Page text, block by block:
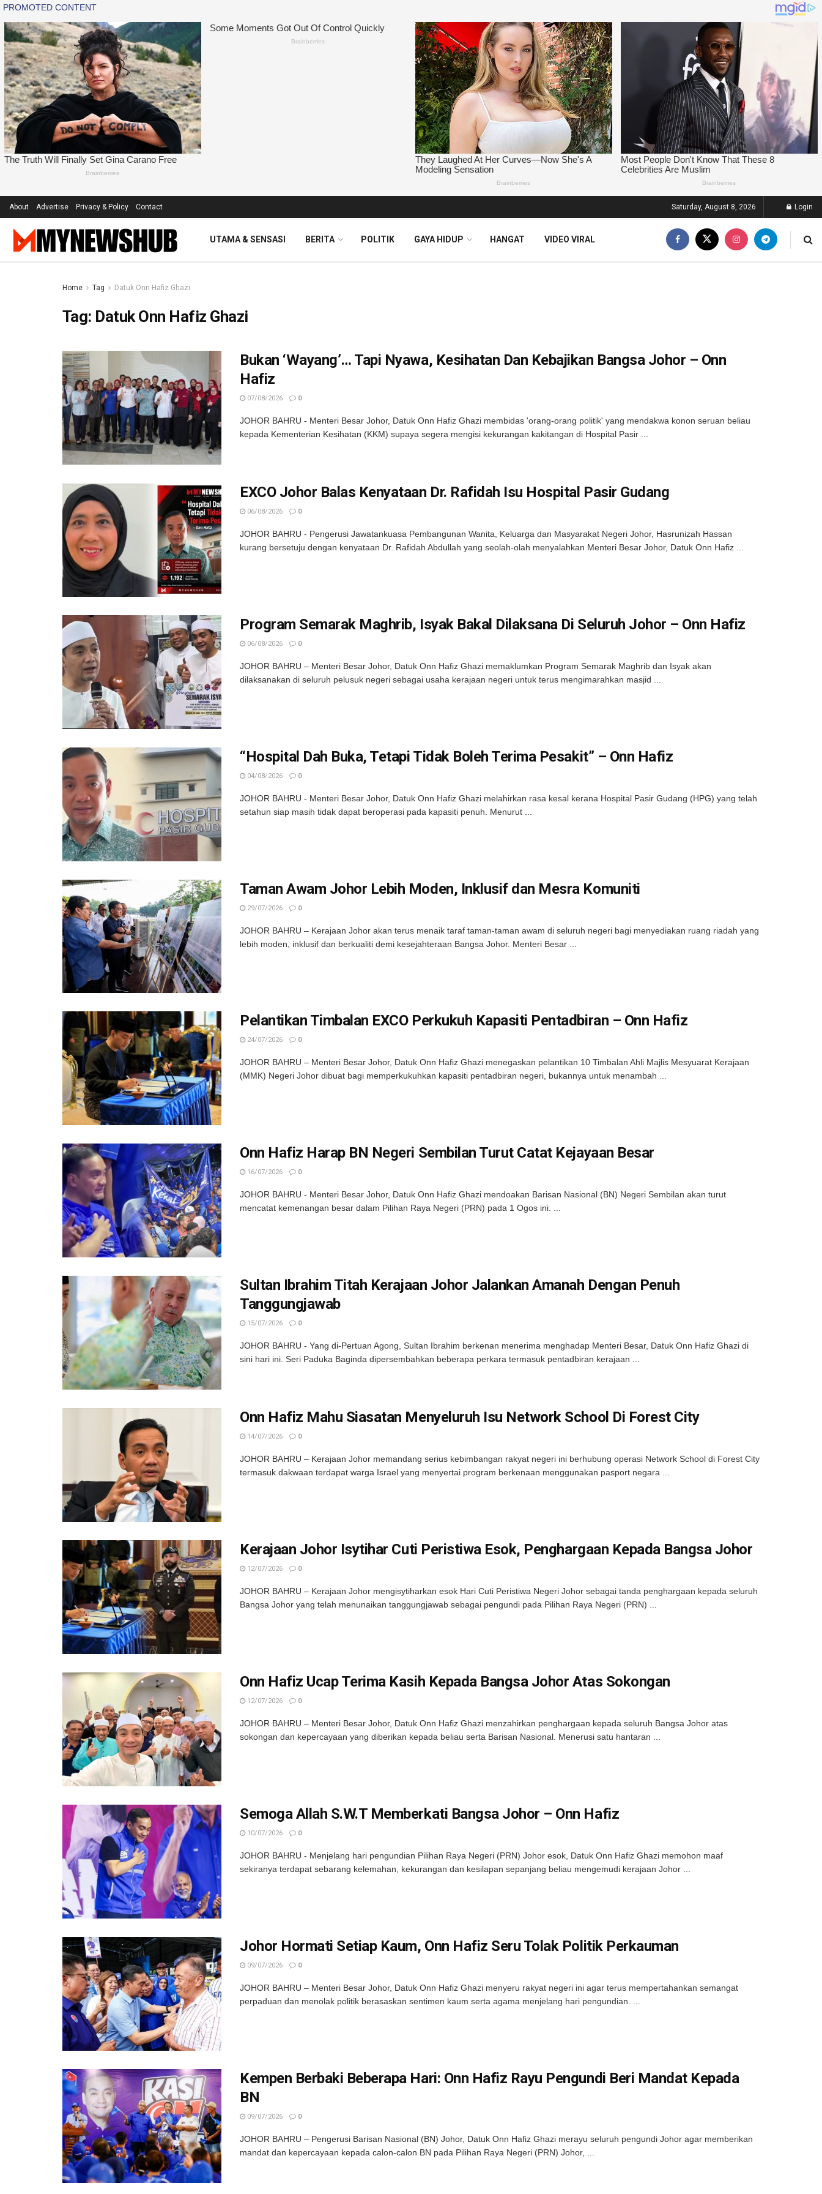
About Advertise Privacy & Policy Contact Saturday, August 8, 2026 Login
UTAMA & SENSASI BERITA POLITIK GAYA HIDUP HANGAT VIDEO VIRAL
Home Tag Datuk Onn Hafiz Ghazi
Tag: Datuk Onn Hafiz Ghazi
Bukan ‘Wayang’… Tapi Nyawa, Kesihatan Dan Kebajikan Bangsa Johor – Onn
Hafiz
07/08/2026 0
JOHOR BAHRU - Menteri Besar Johor, Datuk Onn Hafiz Ghazi membidas 'orang-orang politik' yang mendakwa konon seruan beliau
kepada Kementerian Kesihatan (KKM) supaya segera mengisi kekurangan kakitangan di Hospital Pasir ...
EXCO Johor Balas Kenyataan Dr. Rafidah Isu Hospital Pasir Gudang
06/08/2026 0
JOHOR BAHRU - Pengerusi Jawatankuasa Pembangunan Wanita, Keluarga dan Masyarakat Negeri Johor, Hasrunizah Hassan
kurang bersetuju dengan kenyataan Dr. Rafidah Abdullah yang seolah-olah menyalahkan Menteri Besar Johor, Datuk Onn Hafiz ...
Program Semarak Maghrib, Isyak Bakal Dilaksana Di Seluruh Johor – Onn Hafiz
06/08/2026 0
JOHOR BAHRU – Menteri Besar Johor, Datuk Onn Hafiz Ghazi memaklumkan Program Semarak Maghrib dan Isyak akan
dilaksanakan di seluruh pelusuk negeri sebagai usaha kerajaan negeri untuk terus mengimarahkan masjid ...
“Hospital Dah Buka, Tetapi Tidak Boleh Terima Pesakit” – Onn Hafiz
04/08/2026 0
JOHOR BAHRU - Menteri Besar Johor, Datuk Onn Hafiz Ghazi melahirkan rasa kesal kerana Hospital Pasir Gudang (HPG) yang telah
setahun siap masih tidak dapat beroperasi pada kapasiti penuh. Menurut ...
Taman Awam Johor Lebih Moden, Inklusif dan Mesra Komuniti
29/07/2026 0
JOHOR BAHRU – Kerajaan Johor akan terus menaik taraf taman-taman awam di seluruh negeri bagi menyediakan ruang riadah yang
lebih moden, inklusif dan berkualiti demi kesejahteraan Bangsa Johor. Menteri Besar ...
Pelantikan Timbalan EXCO Perkukuh Kapasiti Pentadbiran – Onn Hafiz
24/07/2026 0
JOHOR BAHRU – Menteri Besar Johor, Datuk Onn Hafiz Ghazi menegaskan pelantikan 10 Timbalan Ahli Majlis Mesyuarat Kerajaan
(MMK) Negeri Johor dibuat bagi memperkukuhkan kapasiti pentadbiran negeri, bukannya untuk menambah ...
Onn Hafiz Harap BN Negeri Sembilan Turut Catat Kejayaan Besar
16/07/2026 0
JOHOR BAHRU - Menteri Besar Johor, Datuk Onn Hafiz Ghazi mendoakan Barisan Nasional (BN) Negeri Sembilan akan turut
mencatat kemenangan besar dalam Pilihan Raya Negeri (PRN) pada 1 Ogos ini. ...
Sultan Ibrahim Titah Kerajaan Johor Jalankan Amanah Dengan Penuh
Tanggungjawab
15/07/2026 0
JOHOR BAHRU - Yang di-Pertuan Agong, Sultan Ibrahim berkenan menerima menghadap Menteri Besar, Datuk Onn Hafiz Ghazi di
sini hari ini. Seri Paduka Baginda dipersembahkan beberapa perkara termasuk pentadbiran kerajaan ...
Onn Hafiz Mahu Siasatan Menyeluruh Isu Network School Di Forest City
14/07/2026 0
JOHOR BAHRU – Kerajaan Johor memandang serius kebimbangan rakyat negeri ini berhubung operasi Network School di Forest City
termasuk dakwaan terdapat warga Israel yang menyertai program berkenaan menggunakan pasport negara ...
Kerajaan Johor Isytihar Cuti Peristiwa Esok, Penghargaan Kepada Bangsa Johor
12/07/2026 0
JOHOR BAHRU – Kerajaan Johor mengisytiharkan esok Hari Cuti Peristiwa Negeri Johor sebagai tanda penghargaan kepada seluruh
Bangsa Johor yang telah menunaikan tanggungjawab sebagai pengundi pada Pilihan Raya Negeri (PRN) ...
Onn Hafiz Ucap Terima Kasih Kepada Bangsa Johor Atas Sokongan
12/07/2026 0
JOHOR BAHRU – Menteri Besar Johor, Datuk Onn Hafiz Ghazi menzahirkan penghargaan kepada seluruh Bangsa Johor atas
sokongan dan kepercayaan yang diberikan kepada beliau serta Barisan Nasional. Menerusi satu hantaran ...
Semoga Allah S.W.T Memberkati Bangsa Johor – Onn Hafiz
10/07/2026 0
JOHOR BAHRU - Menjelang hari pengundian Pilihan Raya Negeri (PRN) Johor esok, Datuk Onn Hafiz Ghazi memohon maaf
sekiranya terdapat sebarang kelemahan, kekurangan dan kesilapan sepanjang beliau mengemudi kerajaan Johor ...
Johor Hormati Setiap Kaum, Onn Hafiz Seru Tolak Politik Perkauman
09/07/2026 0
JOHOR BAHRU – Menteri Besar Johor, Datuk Onn Hafiz Ghazi menyeru rakyat negeri ini agar terus mempertahankan semangat
perpaduan dan menolak politik berasaskan sentimen kaum serta agama menjelang hari pengundian. ...
Kempen Berbaki Beberapa Hari: Onn Hafiz Rayu Pengundi Beri Mandat Kepada
BN
09/07/2026 0
JOHOR BAHRU – Pengerusi Barisan Nasional (BN) Johor, Datuk Onn Hafiz Ghazi merayu seluruh pengundi Johor agar memberikan
mandat dan kepercayaan kepada calon-calon BN pada Pilihan Raya Negeri (PRN) Johor, ...